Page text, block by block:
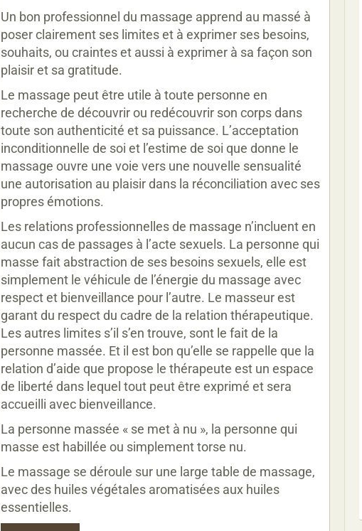
Un bon professionnel du massage apprend au massé à
poser clairement ses limites et à exprimer ses besoins,
souhaits, ou craintes et aussi à exprimer à sa façon son
plaisir et sa gratitude.
Le massage peut être utile à toute personne en
recherche de découvrir ou redécouvrir son corps dans
toute son authenticité et sa puissance. L’acceptation
inconditionnelle de soi et l’estime de soi que donne le
massage ouvre une voie vers une nouvelle sensualité
une autorisation au plaisir dans la réconciliation avec ses
propres émotions.
Les relations professionnelles de massage n’incluent en
aucun cas de passages à l’acte sexuels. La personne qui
masse fait abstraction de ses besoins sexuels, elle est
simplement le véhicule de l’énergie du massage avec
respect et bienveillance pour l’autre. Le masseur est
garant du respect du cadre de la relation thérapeutique.
Les autres limites s’il s’en trouve, sont le fait de la
personne massée. Et il est bon qu’elle se rappelle que la
relation d’aide que propose le thérapeute est un espace
de liberté dans lequel tout peut être exprimé et sera
accueilli avec bienveillance.
La personne massée « se met à nu », la personne qui
masse est habillée ou simplement torse nu.
Le massage se déroule sur une large table de massage,
avec des huiles végétales aromatisées aux huiles
essentielles.